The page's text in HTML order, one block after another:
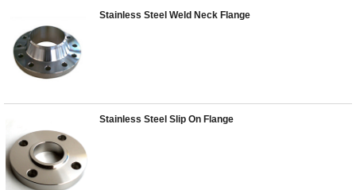
Stainless Steel Weld Neck Flange
Stainless Steel Slip On Flange